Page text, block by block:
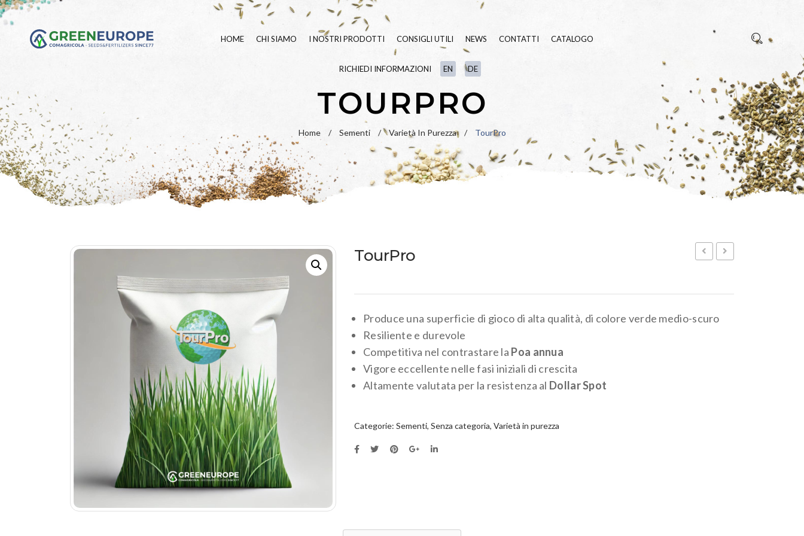
HOME CHI SIAMO I NOSTRI PRODOTTI
SEMENTI TAPPETO ERBOSO
BLUE
GREEN
FERTILIZZANTI
UMETTANTI E SURFATTANTI
PRATO FIORITO
PAESAGGIO
IDROSEMINA
CONSIGLI UTILI NEWS CONTATTI CATALOGO
RICHIEDI INFORMAZIONI EN DE
TOURPRO
Home / Sementi / Varietà In Purezza / TourPro
TourPro
Produce una superficie di gioco di alta qualità, di colore verde medio-scuro
Resiliente e durevole
Competitiva nel contrastare la Poa annua
Vigore eccellente nelle fasi iniziali di crescita
Altamente valutata per la resistenza al Dollar Spot
Categorie: Sementi, Senza categoria, Varietà in purezza